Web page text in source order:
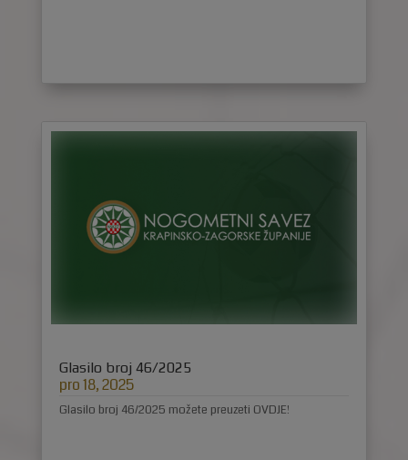
Glasilo broj 46/2025
pro 18, 2025
Glasilo broj 46/2025 možete preuzeti OVDJE!